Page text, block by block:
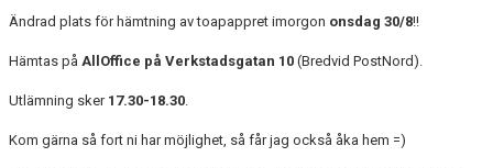
DOKUMENT
BILDGALLERI
KONTAKT
MEDLEMSSKAP
Ändrad plats för hämtning av toapappret imorgon onsdag 30/8!!
Hämtas på AllOffice på Verkstadsgatan 10 (Bredvid PostNord).
Utlämning sker 17.30-18.30.
Kom gärna så fort ni har möjlighet, så får jag också åka hem =)